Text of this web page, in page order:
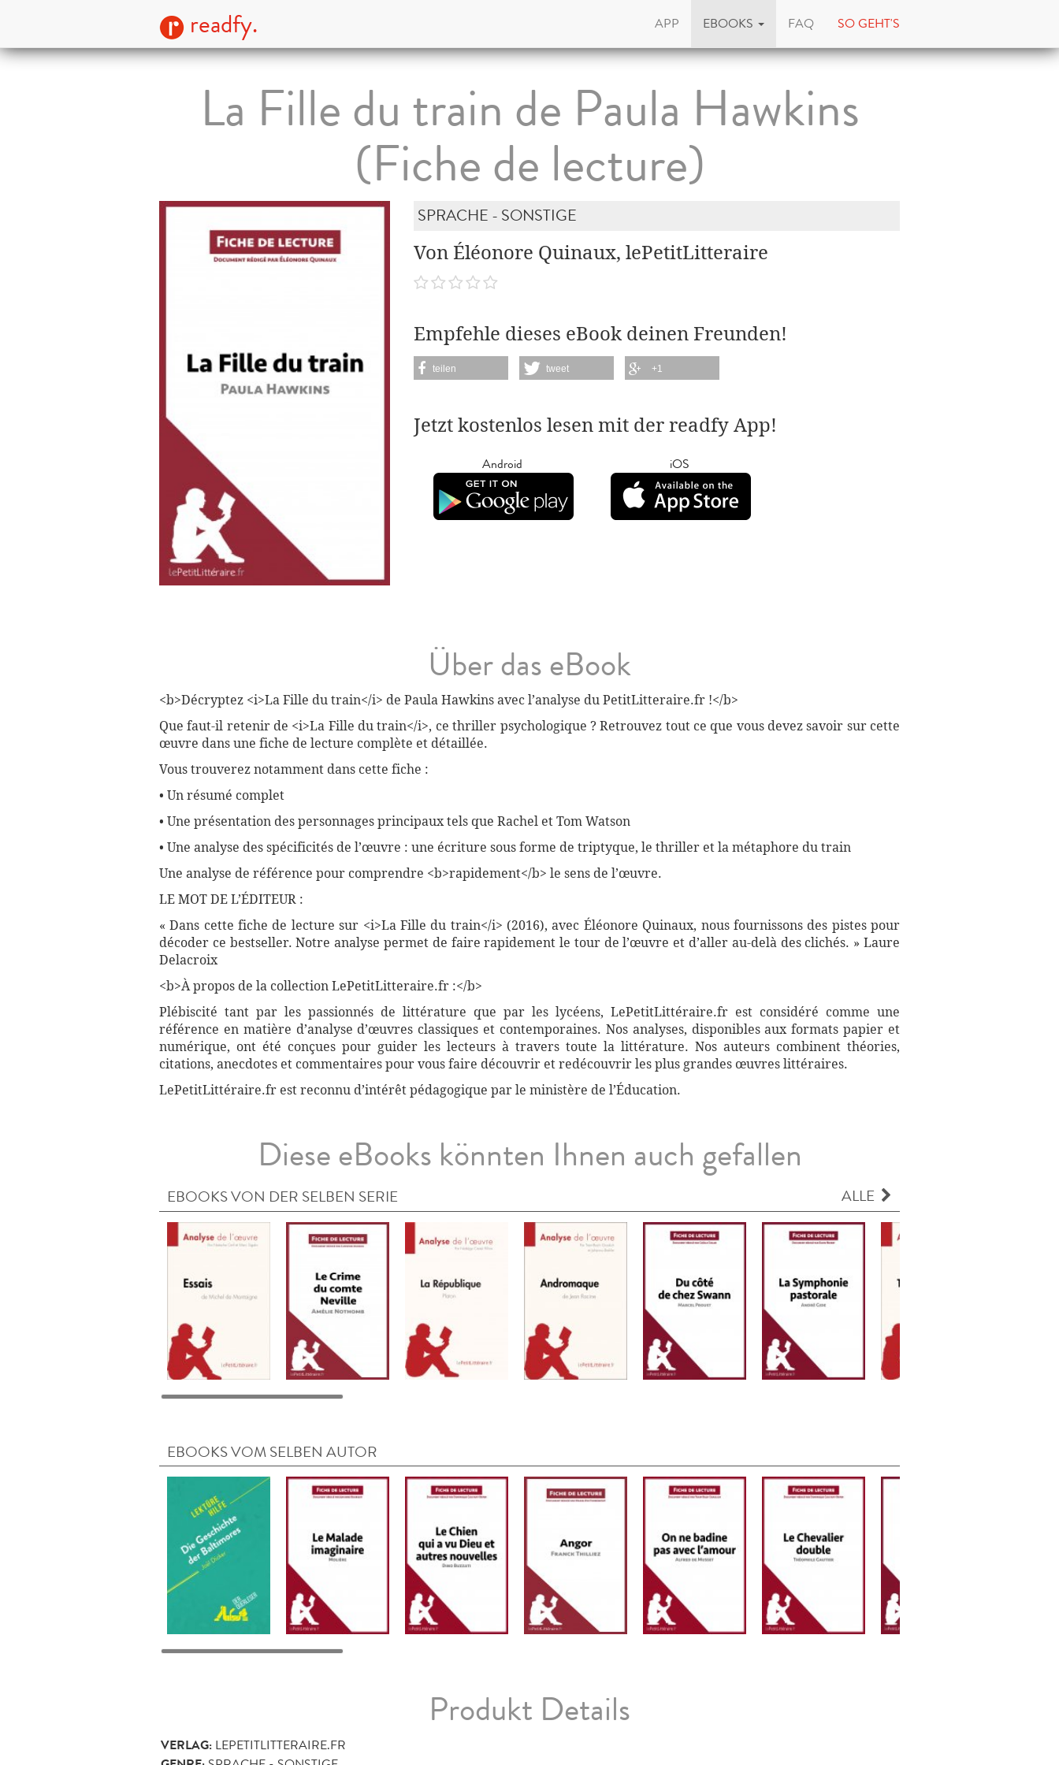
readfy. APP EBOOKS FAQ SO GEHT'S
La Fille du train de Paula Hawkins
(Fiche de lecture)
SPRACHE - SONSTIGE
Von Éléonore Quinaux, lePetitLitteraire
Empfehle dieses eBook deinen Freunden!
teilen tweet +1
Jetzt kostenlos lesen mit der readfy App!
Android iOS
Über das eBook
<b>Décryptez <i>La Fille du train</i> de Paula Hawkins avec l’analyse du PetitLitteraire.fr !</b>
Que faut-il retenir de <i>La Fille du train</i>, ce thriller psychologique ? Retrouvez tout ce que vous devez savoir sur cette
œuvre dans une fiche de lecture complète et détaillée.
Vous trouverez notamment dans cette fiche :
• Un résumé complet
• Une présentation des personnages principaux tels que Rachel et Tom Watson
• Une analyse des spécificités de l’œuvre : une écriture sous forme de triptyque, le thriller et la métaphore du train
Une analyse de référence pour comprendre <b>rapidement</b> le sens de l’œuvre.
LE MOT DE L’ÉDITEUR :
« Dans cette fiche de lecture sur <i>La Fille du train</i> (2016), avec Éléonore Quinaux, nous fournissons des pistes pour
décoder ce bestseller. Notre analyse permet de faire rapidement le tour de l’œuvre et d’aller au-delà des clichés. » Laure
Delacroix
<b>À propos de la collection LePetitLitteraire.fr :</b>
Plébiscité tant par les passionnés de littérature que par les lycéens, LePetitLittéraire.fr est considéré comme une
référence en matière d’analyse d’œuvres classiques et contemporaines. Nos analyses, disponibles aux formats papier et
numérique, ont été conçues pour guider les lecteurs à travers toute la littérature. Nos auteurs combinent théories,
citations, anecdotes et commentaires pour vous faire découvrir et redécouvrir les plus grandes œuvres littéraires.
LePetitLittéraire.fr est reconnu d’intérêt pédagogique par le ministère de l’Éducation.
Diese eBooks könnten Ihnen auch gefallen
EBOOKS VON DER SELBEN SERIE ALLE
EBOOKS VOM SELBEN AUTOR
Produkt Details
VERLAG: LEPETITLITTERAIRE.FR